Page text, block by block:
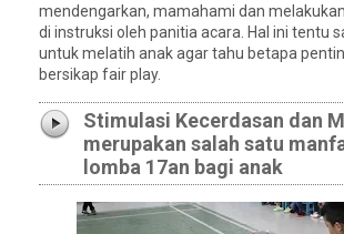
mendengarkan, mamahami dan
di instruksi oleh panitia acara. Hal ini tentu
untuk melatih anak agar tahu betapa
bersikap fair play.
Stimulasi Kecerdasan dan
merupakan salah satu
lomba 17an bagi anak